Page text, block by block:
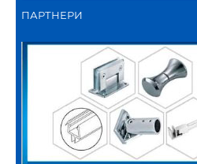
ПАРТНЕРИ